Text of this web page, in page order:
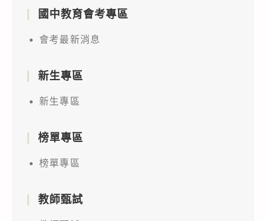
國中教育會考專區
會考最新消息
新生專區
新生專區
榜單專區
榜單專區
教師甄試